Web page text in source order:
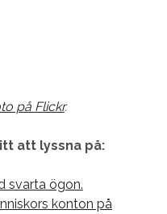
på Flickr.
att lyssna på:
svarta ögon.
konton på